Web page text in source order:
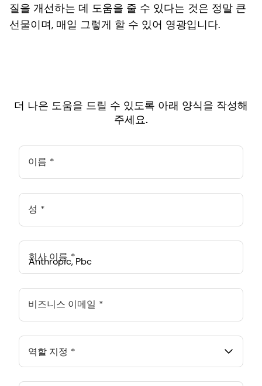
질을 개선하는 데 도움을 줄 수 있다는 것은 정말 큰
선물이며, 매일 그렇게 할 수 있어 영광입니다.
더 나은 도움을 드릴 수 있도록 아래 양식을 작성해
주세요.
이름
성
회사 이름
548 Market St Pmb 90375, San Francisco, California, US
ANTHROPIC PBC SPAIN SL.
133 Devonshire Road, Singapore, SG
비즈니스 이메일
역할 지정